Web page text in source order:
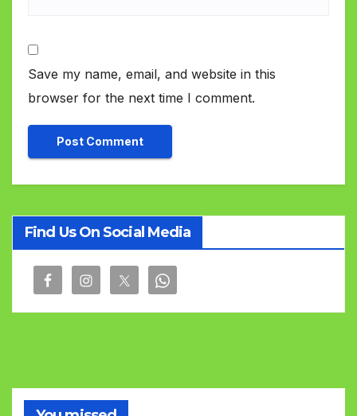
Save my name, email, and website in this
browser for the next time I comment.
Find Us On Social Media